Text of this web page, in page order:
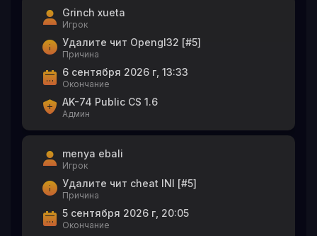
Grinch xueta
Игрок
Удалите чит Opengl32 [#5]
Причина
6 сентября 2026 г, 13:33
Окончание
AK-74 Public CS 1.6
Админ
menya ebali
Игрок
Удалите чит cheat INI [#5]
Причина
5 сентября 2026 г, 20:05
Окончание